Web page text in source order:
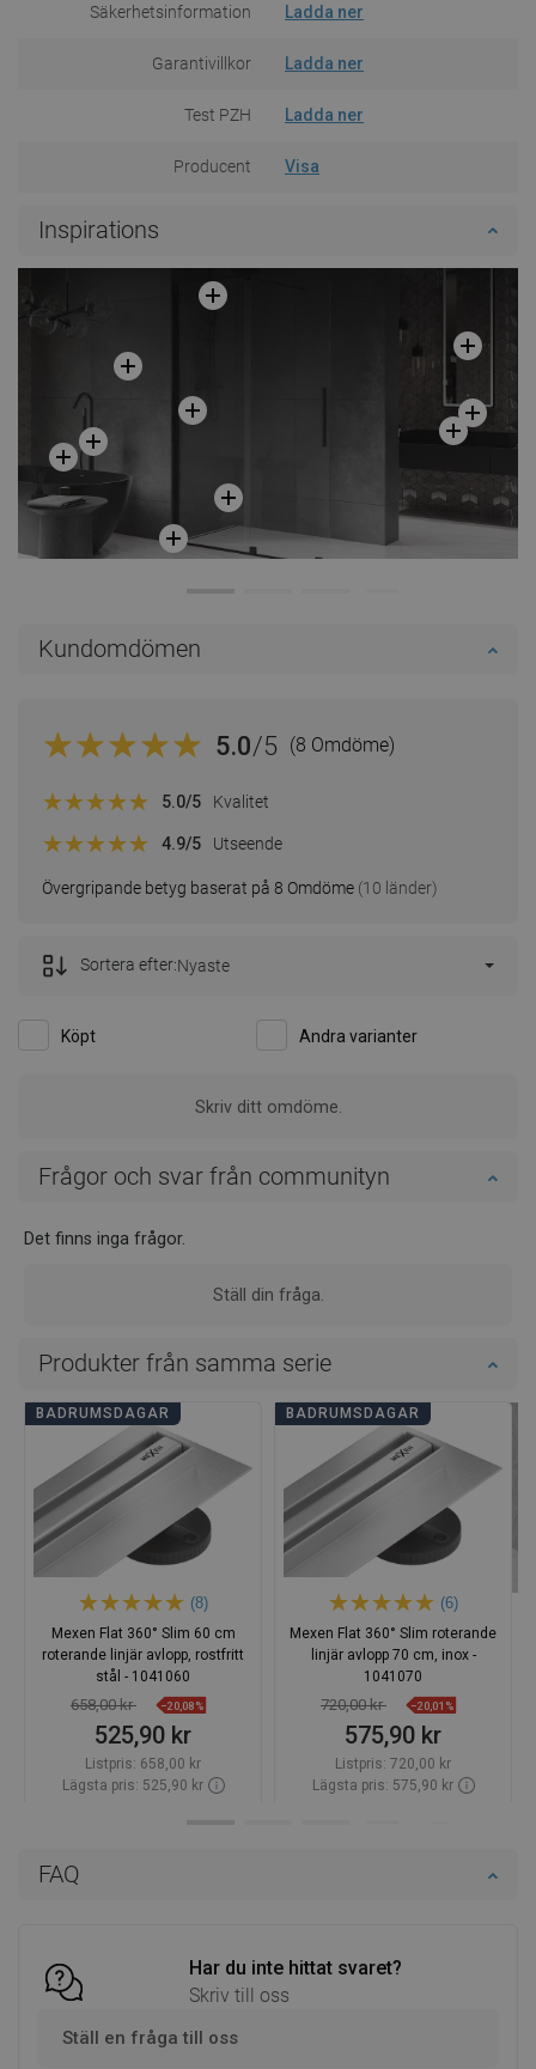
Säkerhetsinformation Ladda ner
Garantivillkor Ladda ner
Test PZH Ladda ner
Producent Visa
Inspirations
FAQ
Har du inte hittat svaret?
Skriv till oss
Ställ en fråga till oss
Kundomdömen
5.0/5 (8 Omdöme)
Övergripande betyg baserat på 8 Omdöme (10 länder)
5.0/5 Kvalitet
4.9/5 Utseende
Köpt Andra varianter
Sortera efter:Nyaste
Skriv ditt omdöme.
Frågor och svar från communityn
Det finns inga frågor.
Ställ din fråga.
Produkter från samma serie
BADRUMSDAGAR
(8)
Mexen Flat 360° Slim 60 cm
roterande linjär avlopp, rostfritt
stål - 1041060
658,00 kr −20,08%
525,90 kr
Listpris: 658,00 kr
Lägsta pris: 525,90 kr
BADRUMSDAGAR
(6)
Mexen Flat 360° Slim roterande
linjär avlopp 70 cm, inox -
1041070
720,00 kr −20,01%
575,90 kr
Listpris: 720,00 kr
Lägsta pris: 575,90 kr